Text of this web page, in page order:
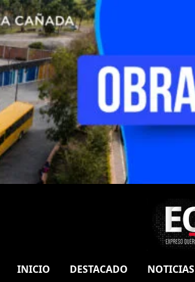
INICIO DESTACADO NOTICIAS